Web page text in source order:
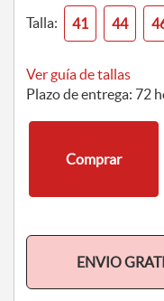
Talla: 41 44
Ver guía de tallas
Plazo de entrega: 72
Comprar
ENVIO